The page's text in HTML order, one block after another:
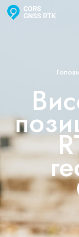
Каталог
Ціни